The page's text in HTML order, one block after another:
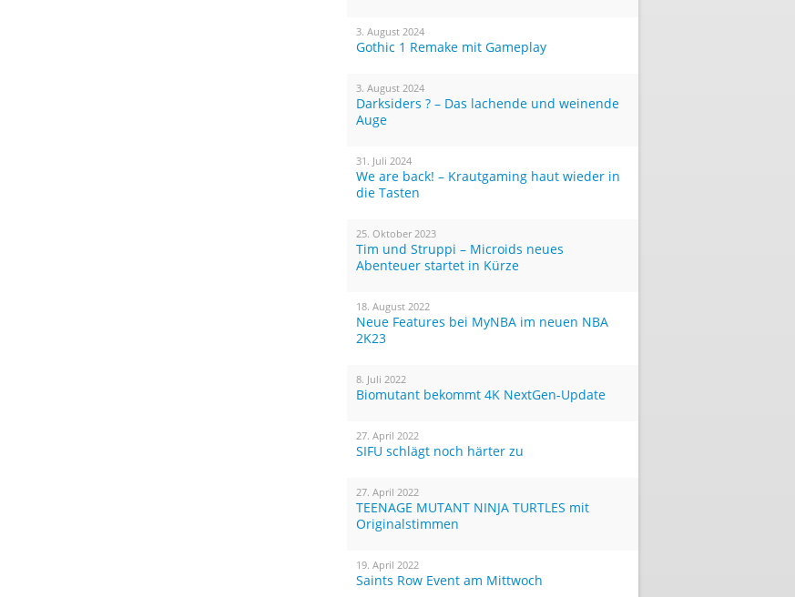
3. August 2024
Gothic 1 Remake mit Gameplay
3. August 2024
Darksiders ? – Das lachende und weinende
Auge
31. Juli 2024
We are back! – Krautgaming haut wieder in
die Tasten
25. Oktober 2023
Tim und Struppi – Microids neues
Abenteuer startet in Kürze
18. August 2022
Neue Features bei MyNBA im neuen NBA
2K23
8. Juli 2022
Biomutant bekommt 4K NextGen-Update
27. April 2022
SIFU schlägt noch härter zu
27. April 2022
TEENAGE MUTANT NINJA TURTLES mit
Originalstimmen
19. April 2022
Saints Row Event am Mittwoch